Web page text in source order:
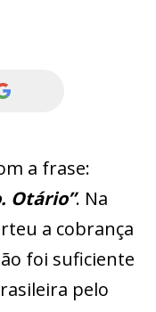
a frase:
Otário”. Na
a cobrança
foi suficiente
pelo